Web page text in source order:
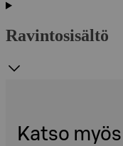
Ravintosisältö
Katso myös